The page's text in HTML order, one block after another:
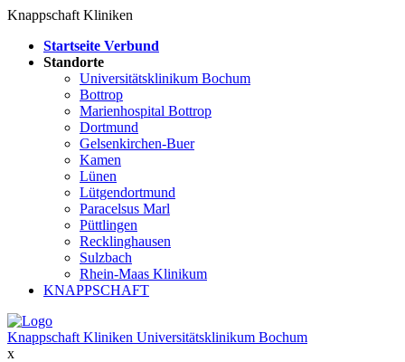
Knappschaft Kliniken
Startseite Verbund
Standorte
Universitätsklinikum Bochum
Bottrop
Marienhospital Bottrop
Dortmund
Gelsenkirchen-Buer
Kamen
Lünen
Lütgendortmund
Paracelsus Marl
Püttlingen
Recklinghausen
Sulzbach
Rhein-Maas Klinikum
KNAPPSCHAFT
Knappschaft Kliniken Universitätsklinikum Bochum
x